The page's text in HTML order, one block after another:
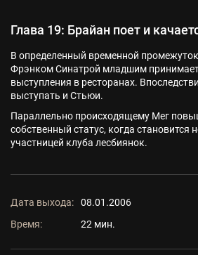
Глава 19: Брайан поет и
В определенный временной
Фрэнком Синатрой младшим
выступления в ресторанах.
выступать и Стьюи.
Параллельно происходящему Мег
собственный статус, когда становится
участницей клуба лесбиянок.
Дата выхода:
08.01.2006
Время:
22 мин.